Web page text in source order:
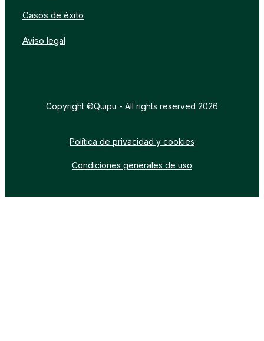
Casos de éxito
Aviso legal
Copyright ©Quipu - All rights reserved 2026
Política de privacidad y cookies
Condiciones generales de uso